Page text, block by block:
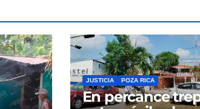
JUSTICIA POZA RICA
En percance